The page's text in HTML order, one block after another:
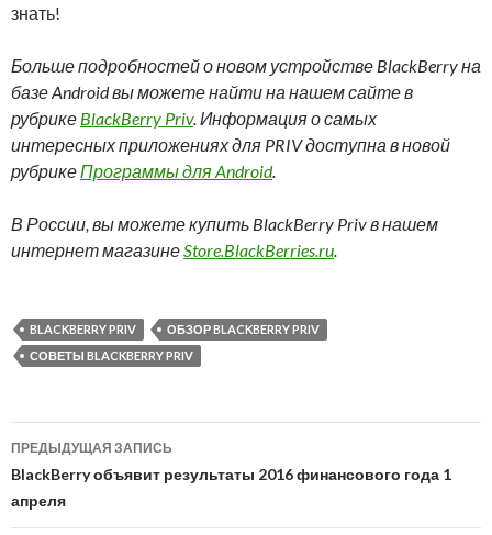
знать!
Больше подробностей о новом устройстве BlackBerry на
базе Android вы можете найти на нашем сайте в
рубрике BlackBerry Priv. Информация о самых
интересных приложениях для PRIV доступна в новой
рубрике Программы для Android.
В России, вы можете купить BlackBerry Priv в нашем
интернет магазине Store.BlackBerries.ru
BLACKBERRY PRIV
ОБЗОР BLACKBERRY PRIV
СОВЕТЫ BLACKBERRY PRIV
Навигация
по
записям
ПРЕДЫДУЩАЯ ЗАПИСЬ
BlackBerry объявит результаты 2016 финансового года 1
апреля